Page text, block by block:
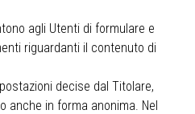
agli Utenti di formulare e
riguardanti il contenuto di
decise dal Titolare,
anche in forma anonima. Nel